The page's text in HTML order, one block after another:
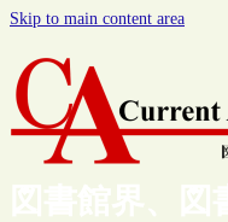
Skip to main content area
図書館界、図